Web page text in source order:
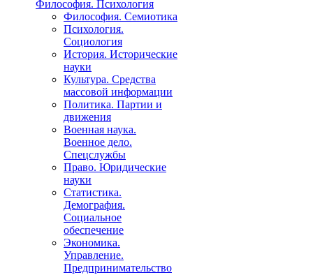
Философия. Психология
Философия. Семиотика
Психология.
Социология
История. Исторические
науки
Культура. Средства
массовой информации
Политика. Партии и
движения
Военная наука.
Военное дело.
Спецслужбы
Право. Юридические
науки
Статистика.
Демография.
Социальное
обеспечение
Экономика.
Управление.
Предпринимательство